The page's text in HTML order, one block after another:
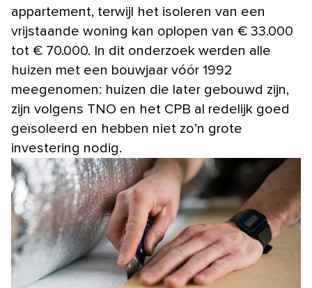
appartement, terwijl het isoleren van een
vrijstaande woning kan oplopen van € 33.000
tot € 70.000. In dit onderzoek werden alle
huizen met een bouwjaar vóór 1992
meegenomen: huizen die later gebouwd zijn,
zijn volgens TNO en het CPB al redelijk goed
geïsoleerd en hebben niet zo’n grote
investering nodig.